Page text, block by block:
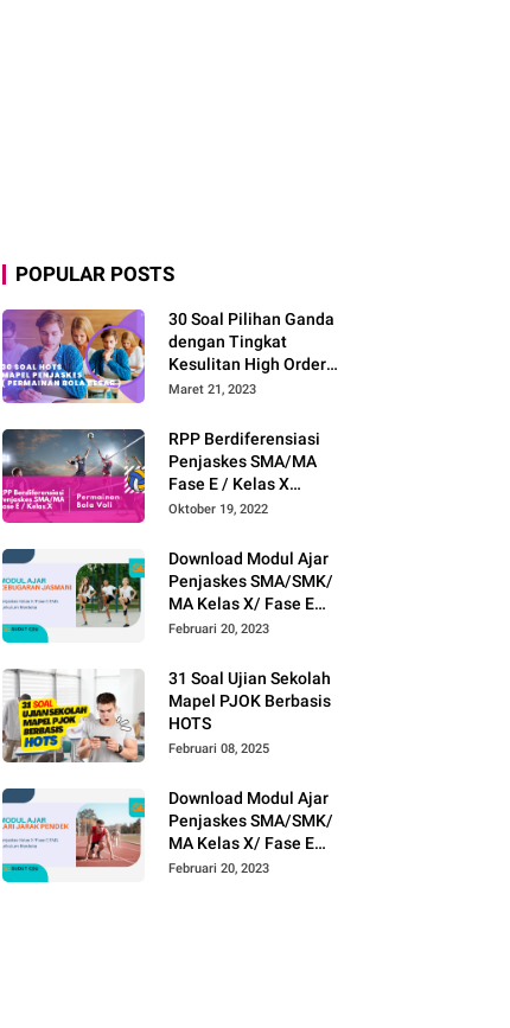
POPULAR POSTS
30 Soal Pilihan Ganda
dengan Tingkat
Kesulitan High Order
Thinking Skill (HOTS)
Materi Permainan Bola
Besar
Maret 21, 2023
RPP Berdiferensiasi
Penjaskes SMA/MA
Fase E / Kelas X
Permainan Bola Voli
Oktober 19, 2022
Download Modul Ajar
Penjaskes SMA/SMK/
MA Kelas X/ Fase E
Materi Kebugaran
Februari 20, 2023
31 Soal Ujian Sekolah
Mapel PJOK Berbasis
HOTS
Februari 08, 2025
Download Modul Ajar
Penjaskes SMA/SMK/
MA Kelas X/ Fase E
Materi Atletik Lari
Februari 20, 2023